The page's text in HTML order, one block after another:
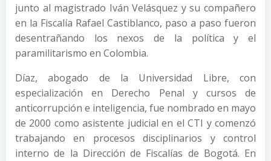
junto al magistrado Iván Velásquez y su compañero
en la Fiscalía Rafael Castiblanco, paso a paso fueron
desentrañando los nexos de la política y el
paramilitarismo en Colombia.
Díaz, abogado de la Universidad Libre, con
especialización en Derecho Penal y cursos de
anticorrupción e inteligencia, fue nombrado en mayo
de 2000 como asistente judicial en el CTI y comenzó
trabajando en procesos disciplinarios y control
interno de la Dirección de Fiscalías de Bogotá. En